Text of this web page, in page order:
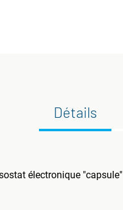
Détails
électronique